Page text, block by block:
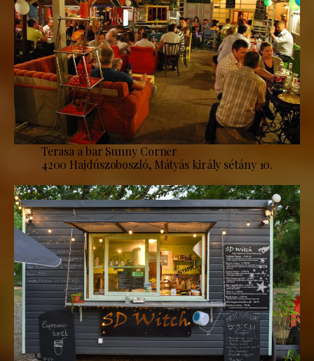
Terasa a bar Sunny Corner
4200 Hajdúszoboszló, Mátyás király sétány 10.